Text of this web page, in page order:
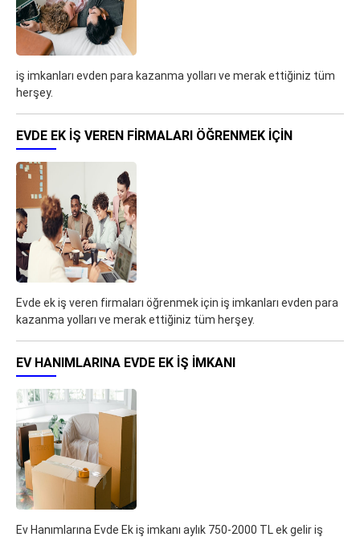
iş imkanları evden para kazanma yolları ve merak ettiğiniz tüm
herşey.
EVDE EK IŞ VEREN FIRMALARI ÖĞRENMEK IÇIN
Evde ek iş veren firmaları öğrenmek için iş imkanları evden para
kazanma yolları ve merak ettiğiniz tüm herşey.
EV HANIMLARINA EVDE EK IŞ IMKANI
Ev Hanımlarına Evde Ek iş imkanı aylık 750-2000 TL ek gelir iş